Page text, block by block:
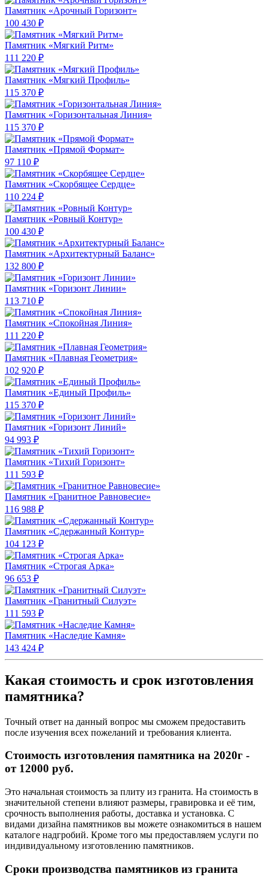
Памятник «Арочный Горизонт»
100 430 ₽
Памятник «Мягкий Ритм»
111 220 ₽
Памятник «Мягкий Профиль»
115 370 ₽
Памятник «Горизонтальная Линия»
115 370 ₽
Памятник «Прямой Формат»
97 110 ₽
Памятник «Скорбящее Сердце»
110 224 ₽
Памятник «Ровный Контур»
100 430 ₽
Памятник «Архитектурный Баланс»
132 800 ₽
Памятник «Горизонт Линии»
113 710 ₽
Памятник «Спокойная Линия»
111 220 ₽
Памятник «Плавная Геометрия»
102 920 ₽
Памятник «Единый Профиль»
115 370 ₽
Памятник «Горизонт Линий»
94 993 ₽
Памятник «Тихий Горизонт»
111 593 ₽
Памятник «Гранитное Равновесие»
116 988 ₽
Памятник «Сдержанный Контур»
104 123 ₽
Памятник «Строгая Арка»
96 653 ₽
Памятник «Гранитный Силуэт»
111 593 ₽
Памятник «Наследие Камня»
143 424 ₽
Какая стоимость и срок изготовления
памятника?
Точный ответ на данный вопрос мы сможем предоставить
после изучения всех пожеланий и требования клиента.
Стоимость изготовления памятника на 2020г -
от 12000 руб.
Это начальная стоимость за плиту из гранита. На стоимость в
значительной степени влияют размеры, гравировка и её тим,
срочность выполнения работы, доставка и установка. С
видами дизайна памятников вы можете ознакомиться в нашем
каталоге надгробий. Кроме того мы предоставляем услуги по
индивидуальному изготовлению памятников.
Сроки производства памятников из гранита